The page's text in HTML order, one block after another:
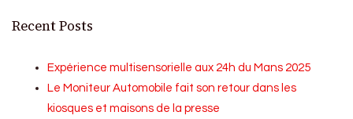
Recent Posts
Expérience multisensorielle aux 24h du Mans 2025
Le Moniteur Automobile fait son retour dans les
kiosques et maisons de la presse